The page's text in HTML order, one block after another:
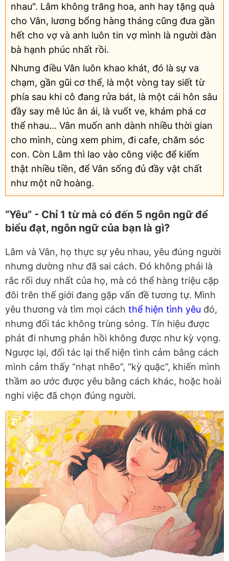
nhau". Lâm không trăng hoa, anh hay tặng quà
cho Vân, lương bổng hàng tháng cũng đưa gần
hết cho vợ và anh luôn tin vợ mình là người đàn
bà hạnh phúc nhất rồi.
Nhưng điều Vân luôn khao khát, đó là sự va
chạm, gần gũi cơ thể, là một vòng tay siết từ
phía sau khi cô đang rửa bát, là một cái hôn sâu
đầy say mê lúc ân ái, là vuốt ve, khám phá cơ
thể nhau… Vân muốn anh dành nhiều thời gian
cho mình, cùng xem phim, đi cafe, chăm sóc
con. Còn Lâm thì lao vào công việc để kiếm
thật nhiều tiền, để Vân sống đủ đầy vật chất
như một nữ hoàng.
“Yêu” - Chỉ 1 từ mà có đến 5 ngôn ngữ để
biểu đạt, ngôn ngữ của bạn là gì?
Lâm và Vân, họ thực sự yêu nhau, yêu đúng người
nhưng dường như đã sai cách. Đó không phải là
rắc rối duy nhất của họ, mà có thể hàng triệu cặp
đôi trên thế giới đang gặp vấn đề tương tự. Mình
yêu thương và tìm mọi cách thể hiện tình yêu đó,
nhưng đối tác không trùng sóng. Tín hiệu được
phát đi nhưng phản hồi không được như kỳ vọng.
Ngược lại, đối tác lại thể hiện tình cảm bằng cách
mình cảm thấy “nhạt nhẽo”, “kỳ quặc”, khiến mình
thầm ao ước được yêu bằng cách khác, hoặc hoài
nghi việc đã chọn đúng người.